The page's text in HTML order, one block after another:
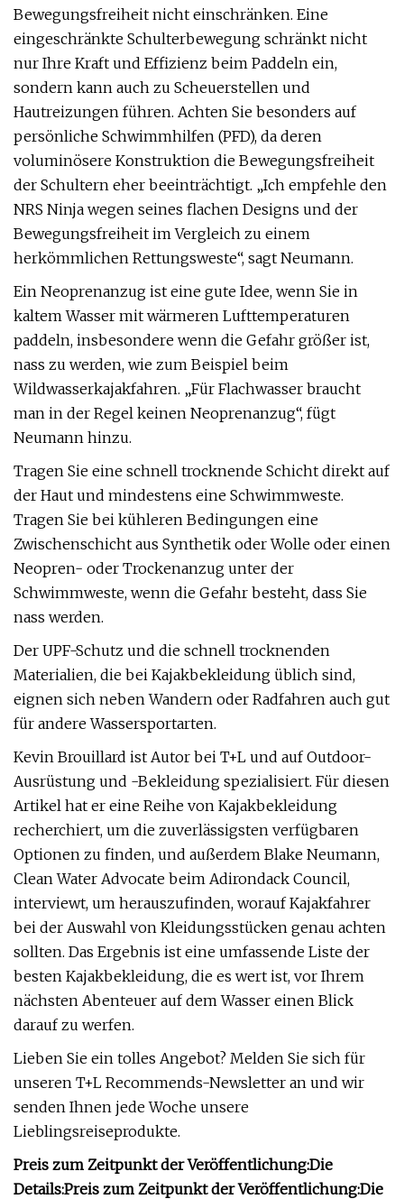
Bewegungsfreiheit nicht einschränken. Eine
eingeschränkte Schulterbewegung schränkt nicht
nur Ihre Kraft und Effizienz beim Paddeln ein,
sondern kann auch zu Scheuerstellen und
Hautreizungen führen. Achten Sie besonders auf
persönliche Schwimmhilfen (PFD), da deren
voluminösere Konstruktion die Bewegungsfreiheit
der Schultern eher beeinträchtigt. „Ich empfehle den
NRS Ninja wegen seines flachen Designs und der
Bewegungsfreiheit im Vergleich zu einem
herkömmlichen Rettungsweste“, sagt Neumann.
Ein Neoprenanzug ist eine gute Idee, wenn Sie in
kaltem Wasser mit wärmeren Lufttemperaturen
paddeln, insbesondere wenn die Gefahr größer ist,
nass zu werden, wie zum Beispiel beim
Wildwasserkajakfahren. „Für Flachwasser braucht
man in der Regel keinen Neoprenanzug“, fügt
Neumann hinzu.
Tragen Sie eine schnell trocknende Schicht direkt auf
der Haut und mindestens eine Schwimmweste.
Tragen Sie bei kühleren Bedingungen eine
Zwischenschicht aus Synthetik oder Wolle oder einen
Neopren- oder Trockenanzug unter der
Schwimmweste, wenn die Gefahr besteht, dass Sie
nass werden.
Der UPF-Schutz und die schnell trocknenden
Materialien, die bei Kajakbekleidung üblich sind,
eignen sich neben Wandern oder Radfahren auch gut
für andere Wassersportarten.
Kevin Brouillard ist Autor bei T+L und auf Outdoor-
Ausrüstung und -Bekleidung spezialisiert. Für diesen
Artikel hat er eine Reihe von Kajakbekleidung
recherchiert, um die zuverlässigsten verfügbaren
Optionen zu finden, und außerdem Blake Neumann,
Clean Water Advocate beim Adirondack Council,
interviewt, um herauszufinden, worauf Kajakfahrer
bei der Auswahl von Kleidungsstücken genau achten
sollten. Das Ergebnis ist eine umfassende Liste der
besten Kajakbekleidung, die es wert ist, vor Ihrem
nächsten Abenteuer auf dem Wasser einen Blick
darauf zu werfen.
Lieben Sie ein tolles Angebot? Melden Sie sich für
unseren T+L Recommends-Newsletter an und wir
senden Ihnen jede Woche unsere
Lieblingsreiseprodukte.
Preis zum Zeitpunkt der Veröffentlichung:Die
Details:Preis zum Zeitpunkt der Veröffentlichung:Die